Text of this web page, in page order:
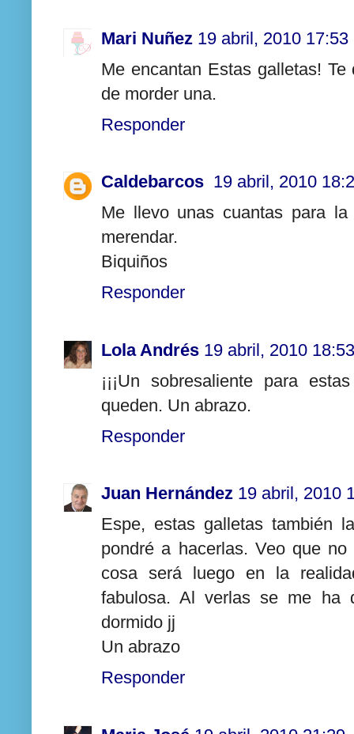
Mari Nuñez 19 abril, 2010 17:53
Me encantan Estas galletas!
de morder una.
Responder
Caldebarcos 19 abril, 2010
Me llevo unas cuantas para
merendar.
Biquiños
Responder
Lola Andrés 19 abril, 2010 18:53
¡¡¡Un sobresaliente para
queden. Un abrazo.
Responder
Juan Hernández 19 abril, 2010
Espe, estas galletas también
pondré a hacerlas. Veo que
cosa será luego en la
fabulosa. Al verlas se me ha
dormido jj
Un abrazo
Responder